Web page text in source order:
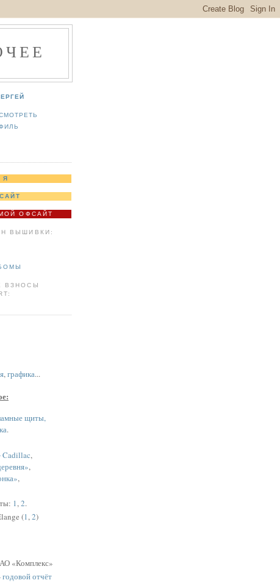
Я
ОФСАЙТ
ВЫШИВКИ:
ВЗНОСЫ
,графика...
щиты,
.
Cadillac,
,
,
1,2.
(1,2)
АО «Комплекс»
годовой отчёт